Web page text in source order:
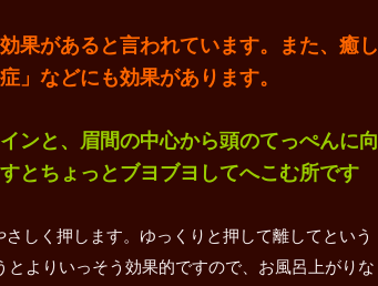
果があると言われています。また、癒し
」などにも効果があります。
ンと、眉間の中心から頭のてっぺんに向
とちょっとブヨブヨしてへこむ所です
しく押します。ゆっくりと押して離してという
よりいっそう効果的ですので、お風呂上がりな